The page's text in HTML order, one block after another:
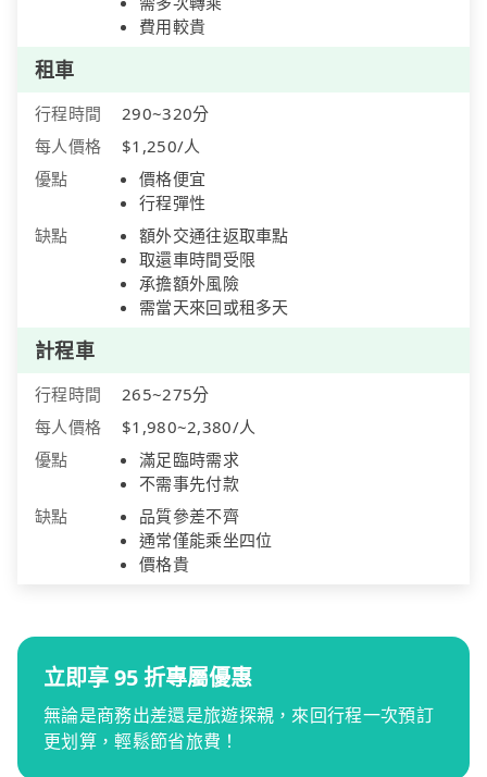
費用較貴
租車
行程時間
290~320分
每人價格
$1,250/人
優點
價格便宜
行程彈性
缺點
額外交通往返取車點
取還車時間受限
承擔額外風險
需當天來回或租多天
計程車
行程時間
265~275分
每人價格
$1,980~2,380/人
優點
滿足臨時需求
不需事先付款
缺點
品質參差不齊
通常僅能乘坐四位
價格貴
立即享 95 折專屬優惠
無論是商務出差還是旅遊探親，來回行程一次預訂
更划算，輕鬆節省旅費！